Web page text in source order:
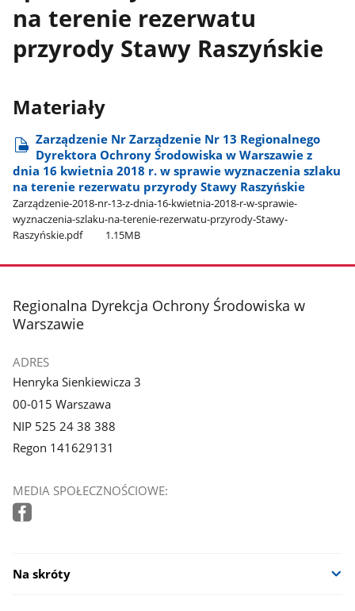
na terenie rezerwatu
przyrody Stawy Raszyńskie
Materiały
Zarządzenie Nr Zarządzenie Nr 13 Regionalnego
Dyrektora Ochrony Środowiska w Warszawie z
dnia 16 kwietnia 2018 r. w sprawie wyznaczenia szlaku
na terenie rezerwatu przyrody Stawy Raszyńskie
Zarządzenie-2018-nr-13-z-dnia-16-kwietnia-2018-r-w-sprawie-
wyznaczenia-szlaku-na-terenie-rezerwatu-przyrody-Stawy-
Raszyńskie.pdf
1.15MB
stopka
Regionalna Dyrekcja Ochrony Środowiska w
Warszawie
ADRES
Henryka Sienkiewicza 3
00-015 Warszawa
NIP 525 24 38 388
Regon 141629131
MEDIA SPOŁECZNOŚCIOWE:
Na skróty